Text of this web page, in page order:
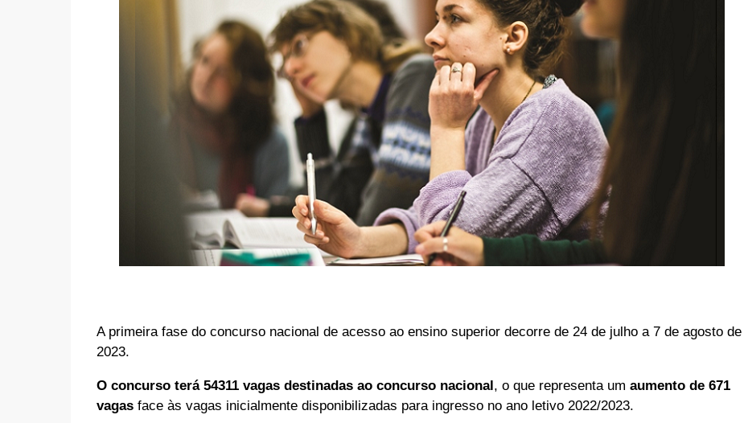
A primeira fase do concurso nacional de acesso ao ensino superior decorre de 24 de julho a 7 de agosto de
2023.
O concurso terá 54311 vagas destinadas ao concurso nacional, o que representa um aumento de 671
vagasface às vagas inicialmente disponibilizadas para ingresso no ano letivo 2022/2023.